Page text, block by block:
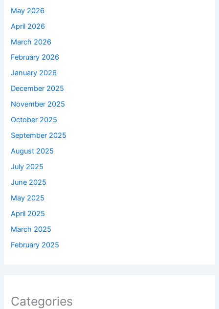
May 2026
April 2026
March 2026
February 2026
January 2026
December 2025
November 2025
October 2025
September 2025
August 2025
July 2025
June 2025
May 2025
April 2025
March 2025
February 2025
Categories